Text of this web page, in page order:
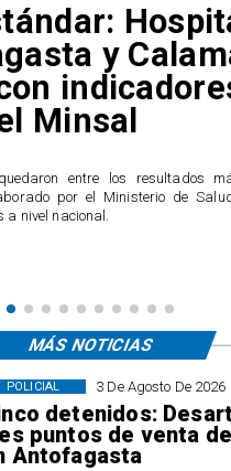
y
Minsal
entre los resultados
por el Ministerio de
nivel nacional.
3 De Agosto De 2026
detenidos:
puntos de venta
Antofagasta
POLICIAL
MÁS NOTICIAS